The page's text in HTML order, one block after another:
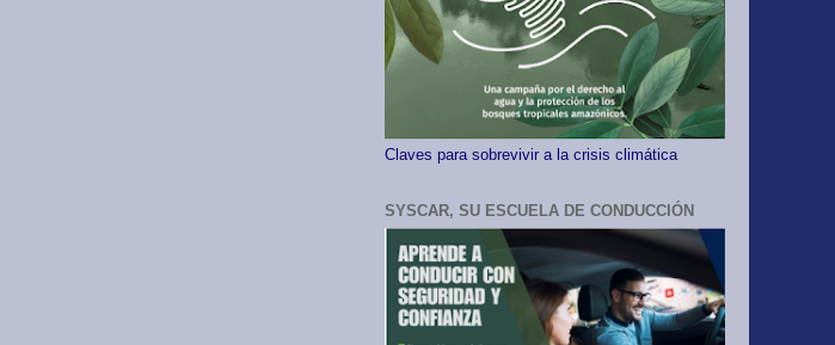
Claves para sobrevivir a la crisis climática
SYSCAR, SU ESCUELA DE CONDUCCIÓN